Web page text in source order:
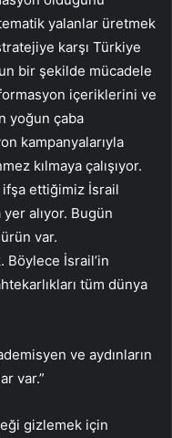
yalanlar üretmek
karşı Türkiye
bir şekilde mücadele
içeriklerini ve
yoğun çaba
kampanyalarıyla
kılmaya çalışıyor.
ettiğimiz İsrail
alıyor. Bugün
var.
Böylece İsrail’in
tüm dünya
ve aydınların
var.”
gizlemek için